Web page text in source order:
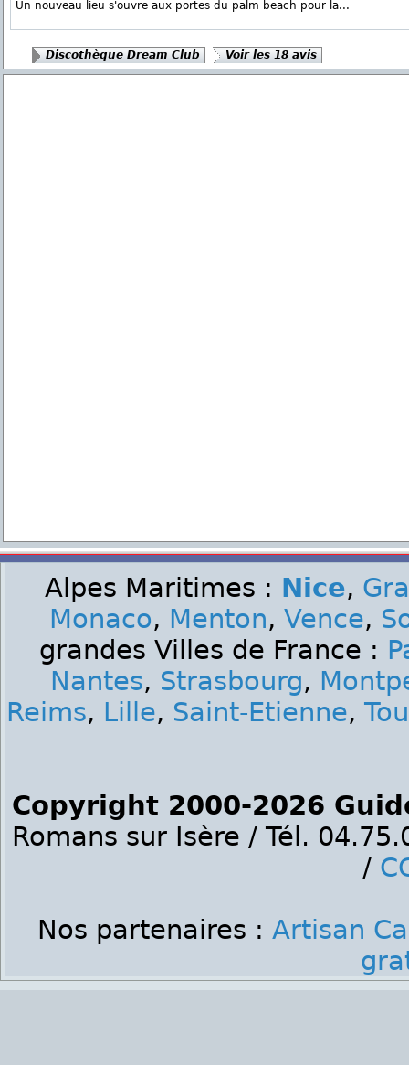
Un nouveau lieu s'ouvre aux portes du palm beach pour la...
Discothèque Dream Club Voir les 18 avis
Alpes Maritimes : Nice,
Monaco, Menton, Vence,
grandes Villes de France :
Nantes, Strasbourg,
Reims, Lille, Saint-Etienne,
Copyright 2000-2026
Romans sur Isère / Tél.
/
Nos partenaires : Artisan